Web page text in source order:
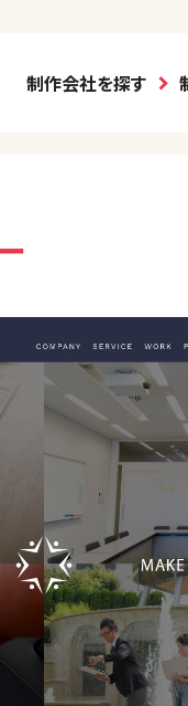
制作会社を探す